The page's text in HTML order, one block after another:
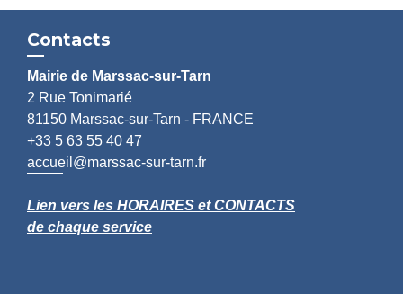
Contacts
Mairie de Marssac-sur-Tarn
2 Rue Tonimarié
81150 Marssac-sur-Tarn - FRANCE
+33 5 63 55 40 47
accueil@marssac-sur-tarn.fr
Lien vers les HORAIRES et CONTACTS
de chaque service